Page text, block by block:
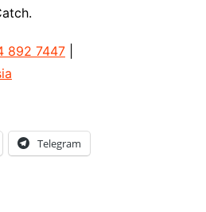
892 7447|
Telegram